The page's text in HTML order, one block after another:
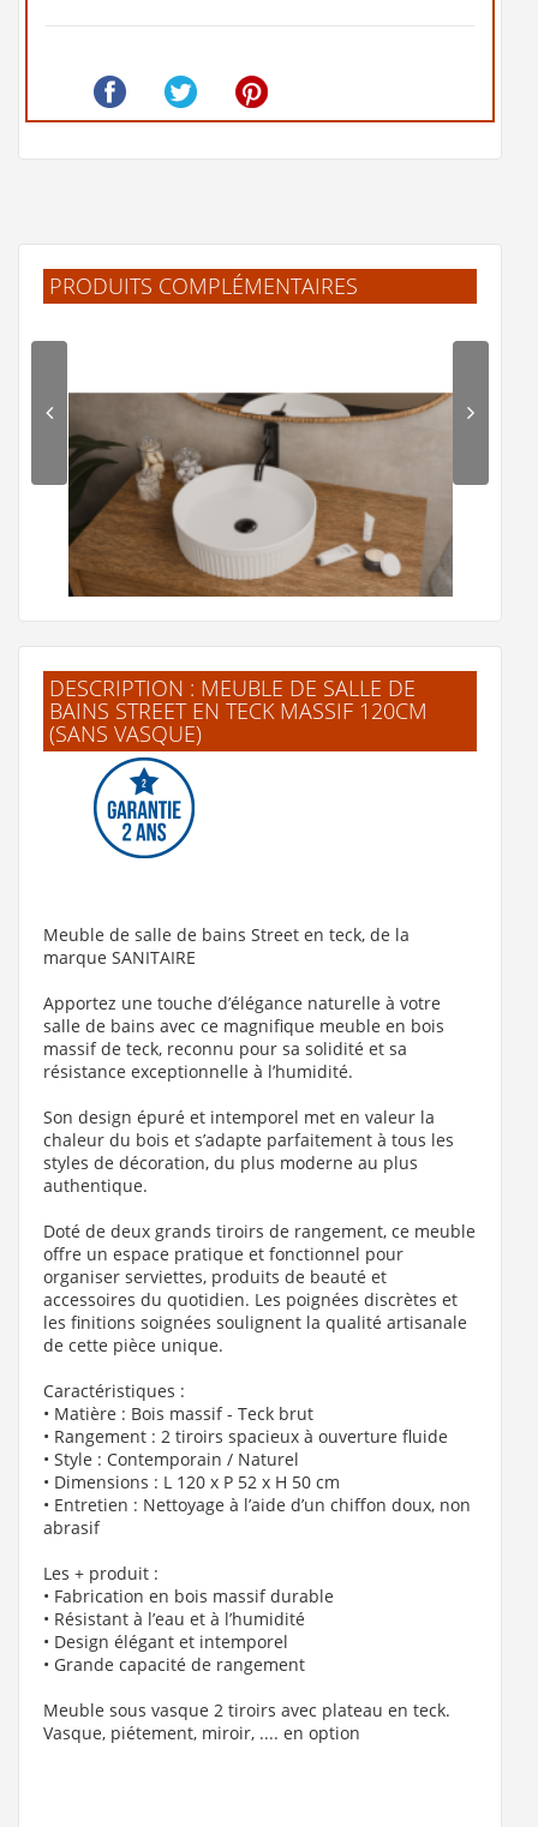
PRODUITS COMPLÉMENTAIRES
Vasque à poser cannelée BEYOND Ø 40 cm Blanc brillant
DESCRIPTION : MEUBLE DE SALLE DE
BAINS STREET EN TECK MASSIF 120CM
(SANS VASQUE)
Meuble de salle de bains Street en teck, de la
marque SANITAIRE
Apportez une touche d’élégance naturelle à votre
salle de bains avec ce magnifique meuble en bois
massif de teck, reconnu pour sa solidité et sa
résistance exceptionnelle à l’humidité.
Son design épuré et intemporel met en valeur la
chaleur du bois et s’adapte parfaitement à tous les
styles de décoration, du plus moderne au plus
authentique.
Doté de deux grands tiroirs de rangement, ce meuble
offre un espace pratique et fonctionnel pour
organiser serviettes, produits de beauté et
accessoires du quotidien. Les poignées discrètes et
les finitions soignées soulignent la qualité artisanale
de cette pièce unique.
Caractéristiques :
• Matière : Bois massif - Teck brut
• Rangement : 2 tiroirs spacieux à ouverture fluide
• Style : Contemporain / Naturel
• Dimensions : L 120 x P 52 x H 50 cm
• Entretien : Nettoyage à l’aide d’un chiffon doux, non
abrasif
Les + produit :
• Fabrication en bois massif durable
• Résistant à l’eau et à l’humidité
• Design élégant et intemporel
• Grande capacité de rangement
Meuble sous vasque 2 tiroirs avec plateau en teck.
Vasque, piétement, miroir, .... en option